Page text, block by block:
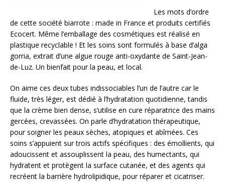
Les mots d’ordre
de cette société biarrote : made in France et produits certifiés
Ecocert. Même l’emballage des cosmétiques est réalisé en
plastique recyclable ! Et les soins sont formulés à base d’alga
gorria, extrait d’une algue rouge anti-oxydante de Saint-Jean-
de-Luz. Un bienfait pour la peau, et local.
On aime ces deux tubes indissociables l’un de l’autre car le
fluide, très léger, est dédié à l’hydratation quotidienne, tandis
que la crème bien dense, s’utilise en cure réparatrice des mains
gercées, crevassées. On parle d’hydratation thérapeutique,
pour soigner les peaux sèches, atopiques et abîmées. Ces
soins s’appuient sur trois actifs spécifiques : des émollients, qui
adoucissent et assouplissent la peau, des humectants, qui
hydratent et protègent la surface cutanée, et des agents qui
recréent la barrière hydrolipidique, pour réparer et cicatriser.